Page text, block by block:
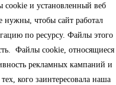
и установленный веб
чтобы сайт работал
по ресурсу. Файлы этого
Файлы cookie, относящиеся
рекламных кампаний и
кого заинтересовала наша